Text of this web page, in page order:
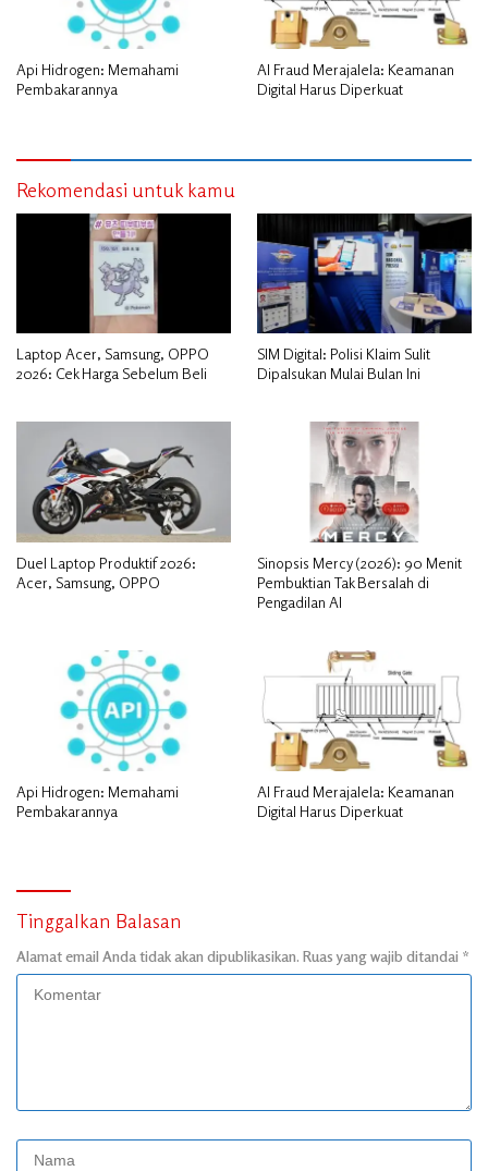
Api Hidrogen: Memahami
Pembakarannya
AI Fraud Merajalela: Keamanan
Digital Harus Diperkuat
Rekomendasi untuk kamu
Laptop Acer, Samsung, OPPO
2026: Cek Harga Sebelum Beli
SIM Digital: Polisi Klaim Sulit
Dipalsukan Mulai Bulan Ini
Duel Laptop Produktif 2026:
Acer, Samsung, OPPO
Sinopsis Mercy (2026): 90 Menit
Pembuktian Tak Bersalah di
Pengadilan AI
Api Hidrogen: Memahami
Pembakarannya
AI Fraud Merajalela: Keamanan
Digital Harus Diperkuat
Tinggalkan Balasan
Alamat email Anda tidak akan dipublikasikan. Ruas yang wajib ditandai *